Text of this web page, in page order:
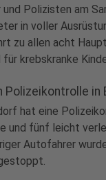
Polizisten am
in voller
zu allen acht
krebskranke
Polizeikontrolle in
hat eine
und fünf leicht
Autofahrer